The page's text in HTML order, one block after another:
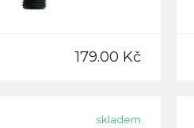
179.00 Kč
skladem